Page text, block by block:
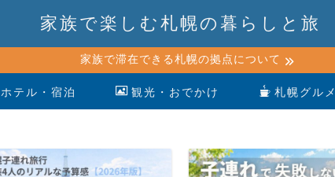
家族で楽しむ札幌の暮らしと旅
家族で滞在できる札幌の拠点について
ホテル・宿泊 観光・おでかけ 札幌グルメ